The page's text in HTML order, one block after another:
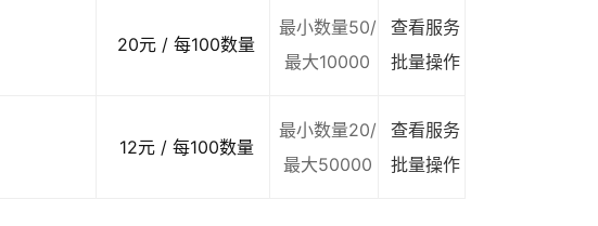
20元 / 每100数量
最小数量50/
最大10000
查看服务
批量操作
12元 / 每100数量
最小数量20/
最大50000
查看服务
批量操作